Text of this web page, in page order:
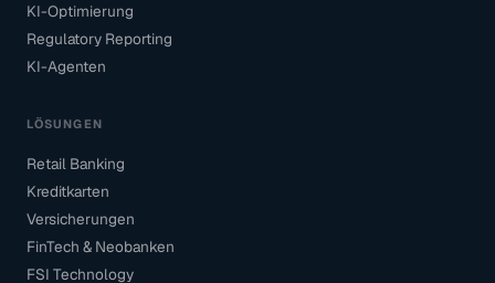
KI-Optimierung
Regulatory Reporting
KI-Agenten
LÖSUNGEN
Retail Banking
Kreditkarten
Versicherungen
FinTech & Neobanken
FSI Technology